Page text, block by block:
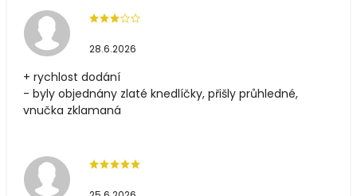
28.6.2026
+ rychlost dodání
- byly objednány zlaté knedlíčky, přišly průhledné,
vnučka zklamaná